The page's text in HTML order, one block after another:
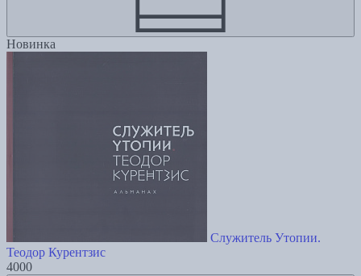
Новинка
Служитель Утопии.
Теодор Курентзис
4000